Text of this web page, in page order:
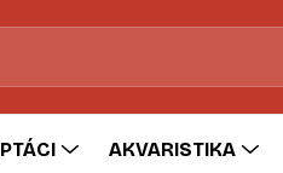
PTÁCI AKVARISTIKA